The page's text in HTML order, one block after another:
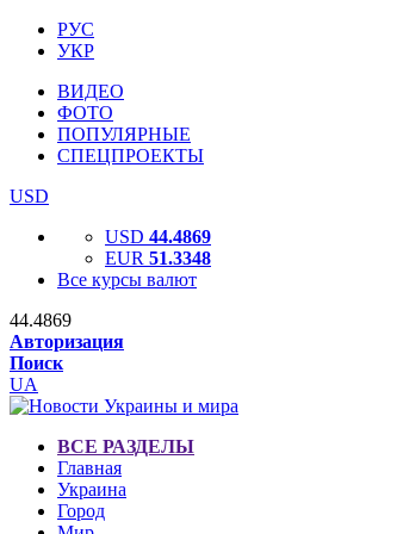
РУС
УКР
ВИДЕО
ФОТО
ПОПУЛЯРНЫЕ
СПЕЦПРОЕКТЫ
USD
USD 44.4869
EUR 51.3348
Все курсы валют
44.4869
Авторизация
Поиск
UA
ВСЕ РАЗДЕЛЫ
Главная
Украина
Город